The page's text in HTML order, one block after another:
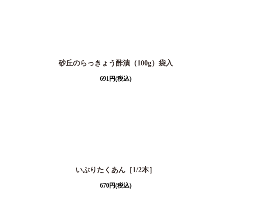
砂丘のらっきょう酢漬（100g）袋入
691円(税込)
いぶりたくあん［1/2本］
670円(税込)